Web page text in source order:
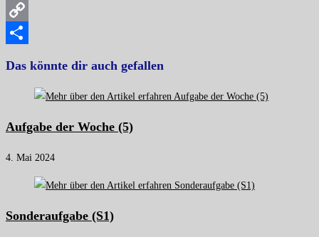
Reddit
Copy
Das könnte dir auch gefallen
Aufgabe der Woche (5)
4. Mai 2024
Sonderaufgabe (S1)